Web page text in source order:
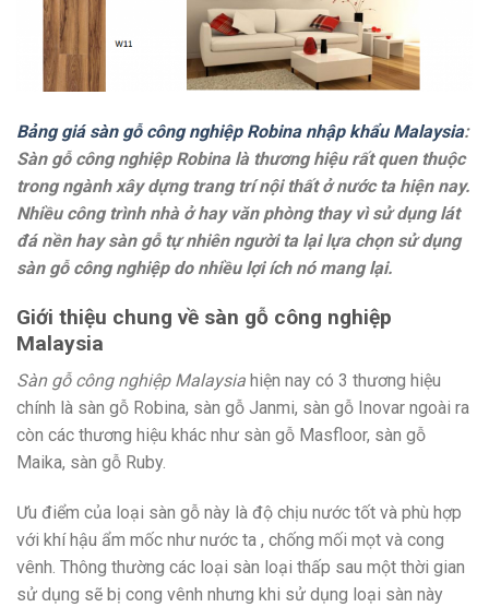
Bảng giá sàn gỗ công nghiệp Robina nhập khẩu Malaysia:
Sàn gỗ công nghiệp Robina là thương hiệu rất quen thuộc
trong ngành xây dựng trang trí nội thất ở nước ta hiện nay.
Nhiều công trình nhà ở hay văn phòng thay vì sử dụng lát
đá nền hay sàn gỗ tự nhiên người ta lại lựa chọn sử dụng
sàn gỗ công nghiệp do nhiều lợi ích nó mang lại.
Giới thiệu chung về sàn gỗ công nghiệp
Malaysia
Sàn gỗ công nghiệp Malaysia hiện nay có 3 thương hiệu
chính là sàn gỗ Robina, sàn gỗ Janmi, sàn gỗ Inovar ngoài ra
còn các thương hiệu khác như sàn gỗ Masfloor, sàn gỗ
Maika, sàn gỗ Ruby.
Ưu điểm của loại sàn gỗ này là độ chịu nước tốt và phù hợp
với khí hậu ẩm mốc như nước ta , chống mối mọt và cong
vênh. Thông thường các loại sàn loại thấp sau một thời gian
sử dụng sẽ bị cong vênh nhưng khi sử dụng loại sàn này